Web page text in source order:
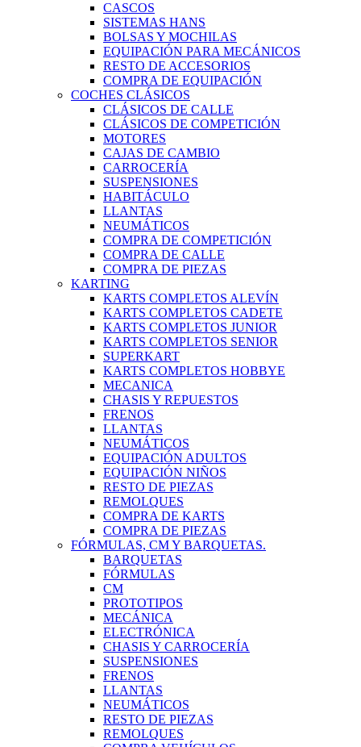
CASCOS
SISTEMAS HANS
BOLSAS Y MOCHILAS
EQUIPACIÓN PARA MECÁNICOS
RESTO DE ACCESORIOS
COMPRA DE EQUIPACIÓN
COCHES CLÁSICOS
CLÁSICOS DE CALLE
CLÁSICOS DE COMPETICIÓN
MOTORES
CAJAS DE CAMBIO
CARROCERÍA
SUSPENSIONES
HABITÁCULO
LLANTAS
NEUMÁTICOS
COMPRA DE COMPETICIÓN
COMPRA DE CALLE
COMPRA DE PIEZAS
KARTING
KARTS COMPLETOS ALEVÍN
KARTS COMPLETOS CADETE
KARTS COMPLETOS JUNIOR
KARTS COMPLETOS SENIOR
SUPERKART
KARTS COMPLETOS HOBBYE
MECANICA
CHASIS Y REPUESTOS
FRENOS
LLANTAS
NEUMÁTICOS
EQUIPACIÓN ADULTOS
EQUIPACIÓN NIÑOS
RESTO DE PIEZAS
REMOLQUES
COMPRA DE KARTS
COMPRA DE PIEZAS
FÓRMULAS, CM Y BARQUETAS.
BARQUETAS
FÓRMULAS
CM
PROTOTIPOS
MECÁNICA
ELECTRÓNICA
CHASIS Y CARROCERÍA
SUSPENSIONES
FRENOS
LLANTAS
NEUMÁTICOS
RESTO DE PIEZAS
REMOLQUES